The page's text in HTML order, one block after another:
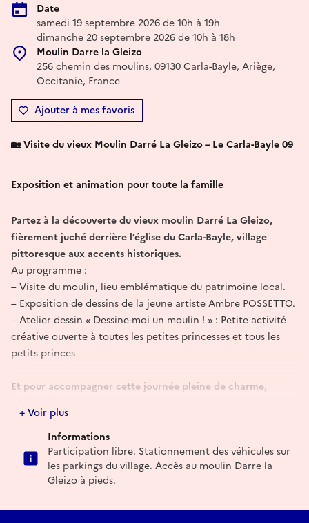
Date
samedi 19 septembre 2026 de 10h à 19h
dimanche 20 septembre 2026 de 10h à 18h
Moulin Darre la Gleizo
256 chemin des moulins, 09130 Carla-Bayle, Ariège,
Occitanie, France
Ajouter à mes favoris
🏡 Visite du vieux Moulin Darré La Gleizo – Le Carla-Bayle 09
Exposition et animation pour toute la famille
Partez à la découverte du vieux moulin Darré La Gleizo,
fièrement juché derrière l’église du Carla-Bayle, village
pittoresque aux accents historiques.
Au programme :
– Visite du moulin, lieu emblématique du patrimoine local.
– Exposition de dessins de la jeune artiste Ambre POSSETTO.
– Atelier dessin « Dessine-moi un moulin ! » : Petite activité
créative ouverte à toutes les petites princesses et tous les
petits princes
Et pour accompagner cette journée pleine de charme,
hommage au moulin :
📜 Poème : « Le joli petit moulin… sans L ! »
ECM Dragon du Moulin Darré La Gleizo
+ Voir plus
Informations
Participation libre. Stationnement des véhicules sur
les parkings du village. Accès au moulin Darre la
Gleizo à pieds.